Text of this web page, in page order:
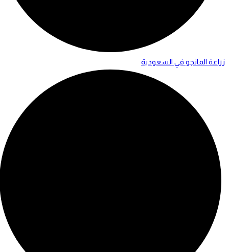
زراعة المانجو في السعودية